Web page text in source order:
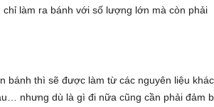
làm ra bánh với số lượng lớn mà còn phải
bánh thì sẽ được làm từ các nguyên liệu khác
nhưng dù là gì đi nữa cũng cần phải đảm